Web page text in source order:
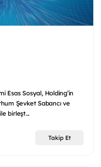
Esas Sosyal, Holding’in
Şevket Sabancı ve
birleşt...
Takip Et